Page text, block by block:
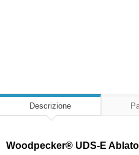
Descrizione
Woodpecker® UDS-E